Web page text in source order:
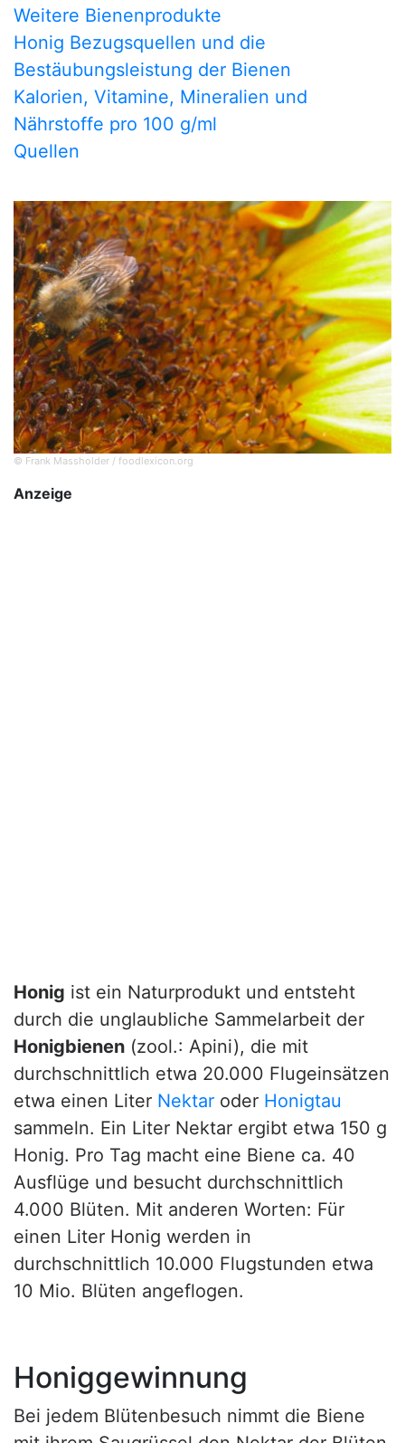
Weitere Bienenprodukte
Honig Bezugsquellen und die
Bestäubungsleistung der Bienen
Kalorien, Vitamine, Mineralien und
Nährstoffe pro 100 g/ml
Quellen
© Frank Massholder / foodlexicon.org
Anzeige
Honig ist ein Naturprodukt und entsteht
durch die unglaubliche Sammelarbeit der
Honigbienen (zool.: Apini), die mit
durchschnittlich etwa 20.000 Flugeinsätzen
etwa einen Liter Nektar oder Honigtau
sammeln. Ein Liter Nektar ergibt etwa 150 g
Honig. Pro Tag macht eine Biene ca. 40
Ausflüge und besucht durchschnittlich
4.000 Blüten. Mit anderen Worten: Für
einen Liter Honig werden in
durchschnittlich 10.000 Flugstunden etwa
10 Mio. Blüten angeflogen.
Honiggewinnung
Bei jedem Blütenbesuch nimmt die Biene